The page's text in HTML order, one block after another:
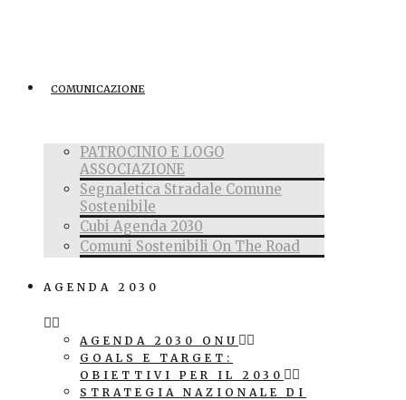
COMUNICAZIONE
PATROCINIO E LOGO
ASSOCIAZIONE
Segnaletica Stradale Comune
Sostenibile
Cubi Agenda 2030
Comuni Sostenibili On The Road
AGENDA 2030
AGENDA 2030 ONU
GOALS E TARGET:
OBIETTIVI PER IL 2030
STRATEGIA NAZIONALE DI